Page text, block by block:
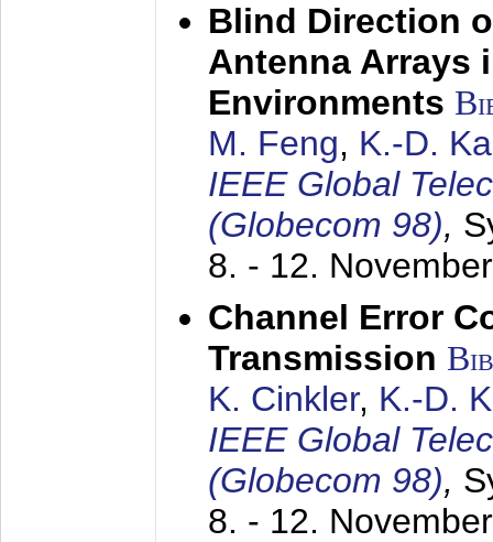
Blind Direction
Antenna Arrays
Environments
M. Feng, K.-D.
IEEE Global
(Globecom 98),
8. - 12.
Channel Error
Transmission
K. Cinkler, K.-D.
IEEE Global
(Globecom 98),
8. - 12.